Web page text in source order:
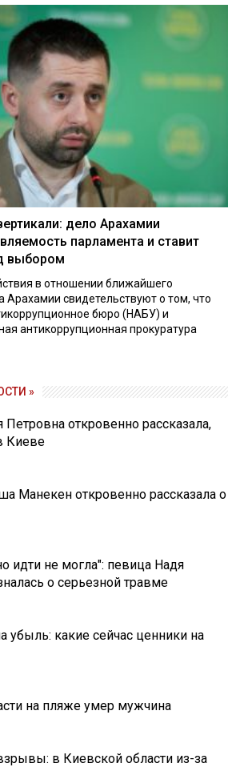
дело Арахамии
парламента и ставит
выбором
в отношении ближайшего
свидетельствуют о том, что
бюро (НАБУ) и
антикоррупционная прокуратура
»
откровенно рассказала,
Киеве
Манекен откровенно рассказала о
идти не могла": певица Надя
о серьезной травме
убыль: какие сейчас ценники на
на пляже умер мужчина
в Киевской области из-за